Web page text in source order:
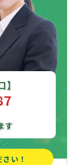
す
い！